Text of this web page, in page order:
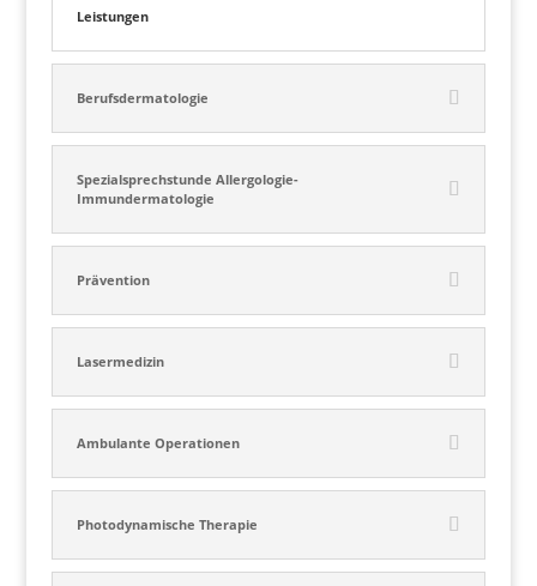
Leistungen
Berufsdermatologie
Spezialsprechstunde Allergologie-
Immundermatologie
Prävention
Lasermedizin
Ambulante Operationen
Photodynamische Therapie